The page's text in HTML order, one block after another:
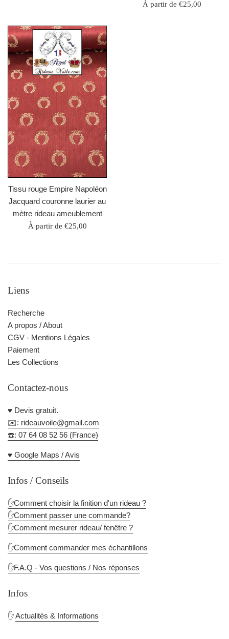
À partir de €25,00
Tissu rouge Empire Napoléon
Jacquard couronne laurier au
mètre rideau ameublement
À partir de €25,00
Liens
Recherche
A propos / About
CGV - Mentions Légales
Paiement
Les Collections
Contactez-nous
♥️ Devis gratuit.
✉️: rideauvoile@gmail.com
☎️: 07 64 08 52 56 (France)
♥️ Google Maps / Avis
Infos / Conseils
✋Comment choisir la finition d'un rideau ?
✋Comment passer une commande?
✋Comment mesurer rideau/ fenêtre ?
✋Comment commander mes échantillons
✋F.A.Q - Vos questions / Nos réponses
Infos
✋Actualités & Informations